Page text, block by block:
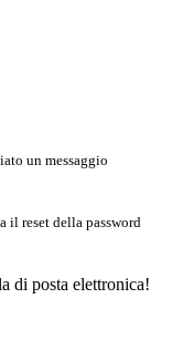
un messaggio
il reset della password
di posta elettronica!